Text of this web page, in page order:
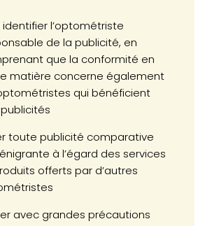
identifier l’optométriste
de la publicité, en
que la conformité en
matière concerne également
qui bénéficient
toute publicité comparative
à l’égard des services
offerts par d’autres
avec grandes précautions